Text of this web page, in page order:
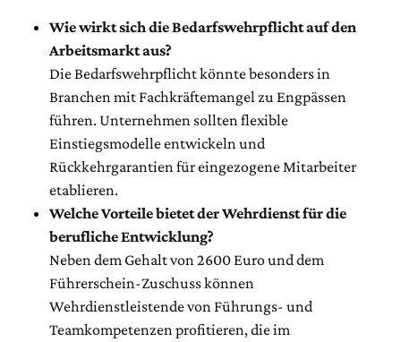
Wie wirkt sich die Bedarfswehrpflicht auf den
Arbeitsmarkt aus?
Die Bedarfswehrpflicht könnte besonders in
Branchen mit Fachkräftemangel zu Engpässen
führen. Unternehmen sollten flexible
Einstiegsmodelle entwickeln und
Rückkehrgarantien für eingezogene Mitarbeiter
etablieren.
Welche Vorteile bietet der Wehrdienst für die
berufliche Entwicklung?
Neben dem Gehalt von 2600 Euro und dem
Führerschein-Zuschuss können
Wehrdienstleistende von Führungs- und
Teamkompetenzen profitieren, die im